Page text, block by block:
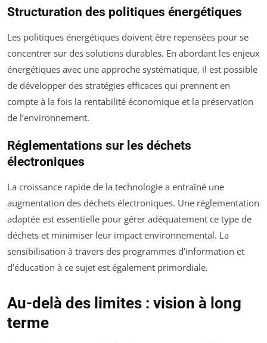
Structuration des politiques énergétiques
Les politiques énergétiques doivent être repensées pour se
concentrer sur des solutions durables. En abordant les enjeux
énergétiques avec une approche systématique, il est possible
de développer des stratégies efficaces qui prennent en
compte à la fois la rentabilité économique et la préservation
de l’environnement.
Réglementations sur les déchets
électroniques
La croissance rapide de la technologie a entraîné une
augmentation des déchets électroniques. Une réglementation
adaptée est essentielle pour gérer adéquatement ce type de
déchets et minimiser leur impact environnemental. La
sensibilisation à travers des programmes d’information et
d’éducation à ce sujet est également primordiale.
Au-delà des limites : vision à long
terme